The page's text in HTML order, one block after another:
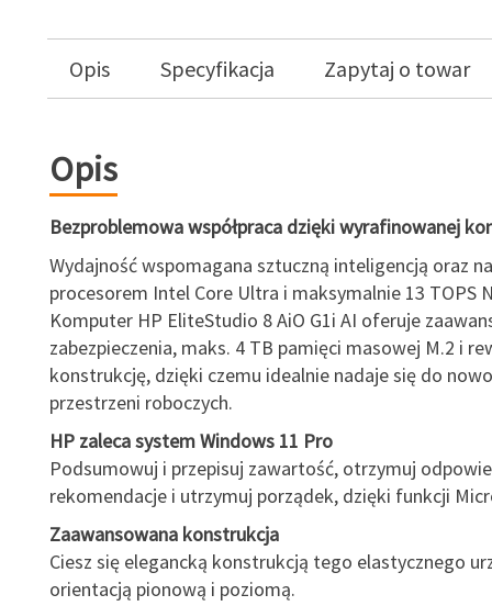
Opis Specyfikacja Zapytaj o towar
Opis
Bezproblemowa współpraca dzięki wyrafinowanej
Wydajność wspomagana sztuczną inteligencją oraz
procesorem Intel Core Ultra i maksymalnie 13 TOPS
Komputer HP EliteStudio 8 AiO G1i AI oferuje
zabezpieczenia, maks. 4 TB pamięci masowej M.2 i
konstrukcję, dzięki czemu idealnie nadaje się do
przestrzeni roboczych.
HP zaleca system Windows 11 Pro
Podsumowuj i przepisuj zawartość, otrzymuj
rekomendacje i utrzymuj porządek, dzięki funkcji
Zaawansowana konstrukcja
Ciesz się elegancką konstrukcją tego elastycznego
orientacją pionową i poziomą.